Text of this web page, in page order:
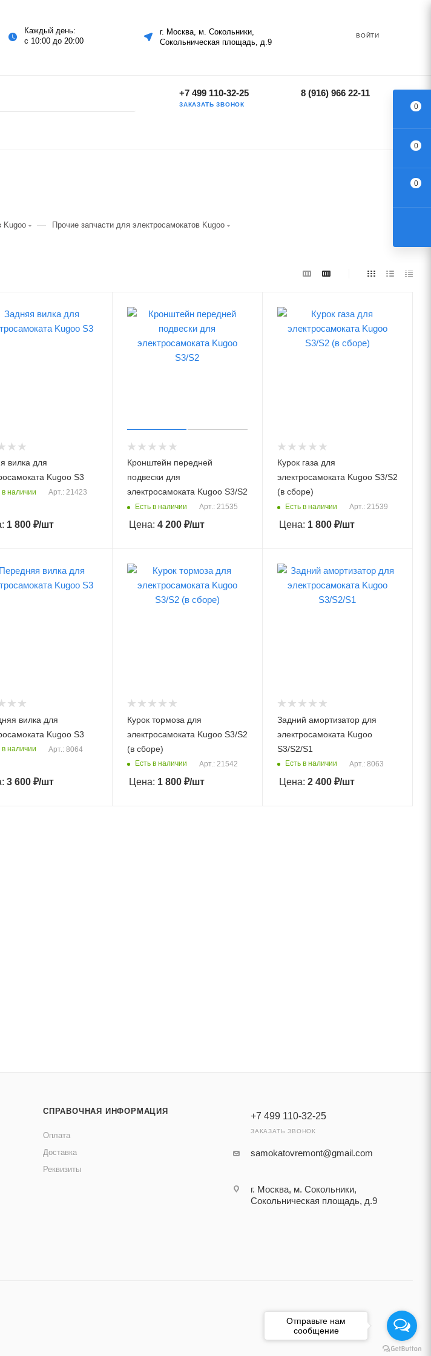
Каждый день:
с 10:00 до 20:00
г. Москва, м. Сокольники,
Сокольническая площадь, д.9
ВОЙТИ
+7 499 110-32-25
ЗАКАЗАТЬ ЗВОНОК
8 (916) 966 22-11
Kugoo — Прочие запчасти для электросамокатов Kugoo
вилка для
Kugoo S3
в наличии Арт.: 21423
1 800 ₽/шт
Кронштейн передней
подвески для
электросамоката Kugoo S3/S2
Есть в наличии Арт.: 21535
Цена: 4 200₽/шт
Курок газа для
электросамоката Kugoo S3/S2
(в сборе)
Есть в наличии Арт.: 21539
Цена: 1 800₽/шт
вилка для
Kugoo S3
в наличии Арт.: 8064
3 600 ₽/шт
Курок тормоза для
электросамоката Kugoo S3/S2
(в сборе)
Есть в наличии Арт.: 21542
Цена: 1 800₽/шт
Задний амортизатор для
электросамоката Kugoo
S3/S2/S1
Есть в наличии Арт.: 8063
Цена: 2 400₽/шт
СПРАВОЧНАЯ ИНФОРМАЦИЯ
Оплата
Доставка
Реквизиты
+7 499 110-32-25
ЗАКАЗАТЬ ЗВОНОК
samokatovremont@gmail.com
г. Москва, м. Сокольники,
Сокольническая площадь, д.9
0
0
0
Отправьте нам
сообщение